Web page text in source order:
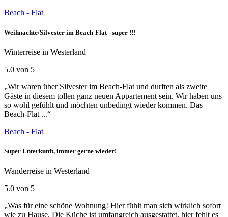
Beach - Flat
Weihnachte/Silvester im Beach-Flat - super !!!
Winterreise in Westerland
5.0 von 5
„Wir waren über Silvester im Beach-Flat und durften als zweite
Gäste in diesem tollen ganz neuen Appartement sein. Wir haben uns
so wohl gefühlt und möchten unbedingt wieder kommen. Das
Beach-Flat ...“
Beach - Flat
Super Unterkunft, immer gerne wieder!
Wanderreise in Westerland
5.0 von 5
„Was für eine schöne Wohnung! Hier fühlt man sich wirklich sofort
wie zu Hause. Die Küche ist umfangreich ausgestattet, hier fehlt es